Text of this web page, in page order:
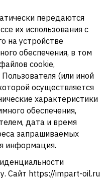
передаются
их использования с
на устройстве
обеспечения, в том
cookie,
(или иной
осуществляется
характеристики
обеспечения,
дата и время
запрашиваемых
информация.
Сайт https://impart-oil.ru